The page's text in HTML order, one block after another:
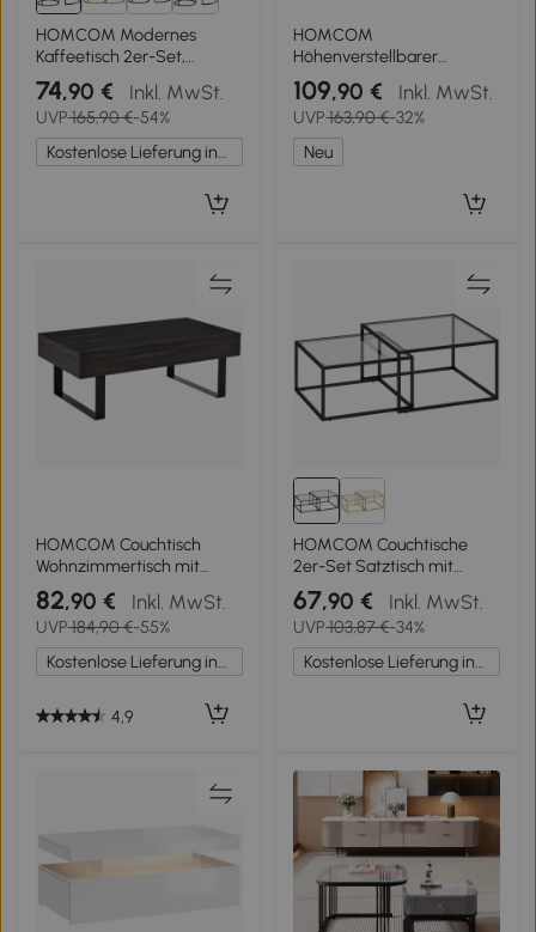
HOMCOM Modernes
Kaffeetisch 2er-Set,
Stapelbare Beistelltische
mit Metallgestell für
Wohnzimmer,
Schlafzimmer, Büro, Grau
74,90 € Inkl. MwSt.
UVP165,90 €-54%
Kostenlose Lieferung innerhalb Deutschlands
HOMCOM
Höhenverstellbarer
Couchtisch,
Wohnzimmertisch mit
verstecktem Fach und
Soft-Close Klappplatte,
Naturholz
109,90 € Inkl. MwSt.
UVP163,90 €-32%
Neu
HOMCOM Couchtisch
Wohnzimmertisch mit
Schublade Modern
Sofatisch mit
Metallrahmen Beistelltisch
Kaffeetisch für
Wohnzimmer 110 x 60 x 40
82,90 € Inkl. MwSt.
UVP184,90 €-55%
Kostenlose Lieferung innerhalb Deutschlands
4,9
HOMCOM Couchtische
2er-Set Satztisch mit
gehärteter Glasplatte und
Metallrahmen, für
Wohnzimmer Schwarz
67,90 € Inkl. MwSt.
UVP103,87 €-34%
Kostenlose Lieferung innerhalb Deutschlands